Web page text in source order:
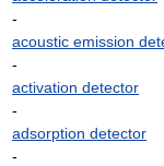
-
acoustic emission
-
activation detector
-
adsorption detector
-